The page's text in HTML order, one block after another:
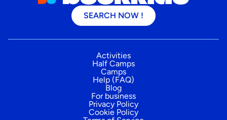
SEARCH NOW !
Activities
Half Camps
Camps
Help (FAQ)
Blog
For business
Privacy Policy
Cookie Policy